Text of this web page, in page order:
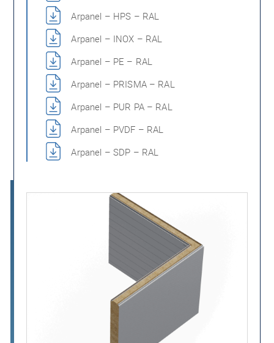
Arpanel – HPS – RAL
Arpanel – INOX – RAL
Arpanel – PE – RAL
Arpanel – PRISMA – RAL
Arpanel – PUR PA – RAL
Arpanel – PVDF – RAL
Arpanel – SDP – RAL